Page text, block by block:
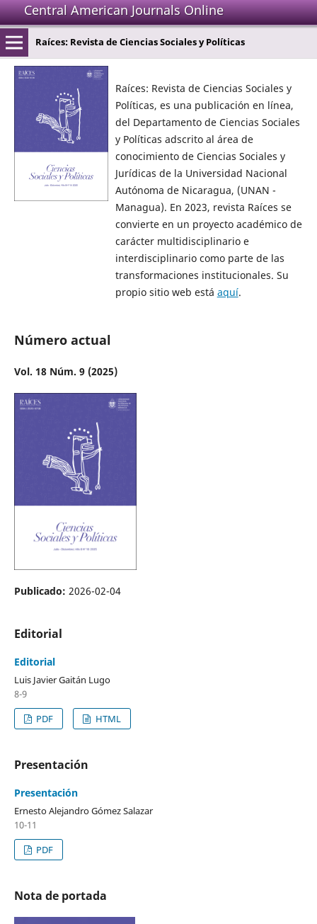
Central American Journals Online
Raíces: Revista de Ciencias Sociales y Políticas
Raíces: Revista de Ciencias Sociales y
Políticas, es una publicación en línea,
del Departamento de Ciencias Sociales
y Políticas adscrito al área de
conocimiento de Ciencias Sociales y
Jurídicas de la Universidad Nacional
Autónoma de Nicaragua, (UNAN -
Managua). En 2023, revista Raíces se
convierte en un proyecto académico de
carácter multidisciplinario e
interdisciplinario como parte de las
transformaciones institucionales. Su
propio sitio web está aquí.
Número actual
Vol. 18 Núm. 9 (2025)
Publicado: 2026-02-04
Editorial
Editorial
Luis Javier Gaitán Lugo
8-9
PDF
HTML
Presentación
Presentación
Ernesto Alejandro Gómez Salazar
10-11
PDF
Nota de portada